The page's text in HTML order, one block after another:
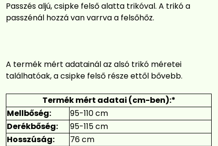
Passzés aljú, csipke felső alatta trikóval. A trikó a
passzénál hozzá van varrva a felsőhőz.
A termék mért adatainál az alsó trikó méretei
találhatóak, a csipke felső része ettől bővebb.
Termék mért adatai (cm-ben):*
Mellbőség:
95-110 cm
Derékbőség:
95-115 cm
Hosszúság:
76 cm